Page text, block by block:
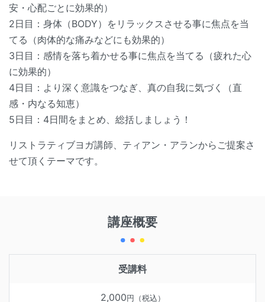
安・心配ごとに効果的）
2日目：身体（BODY）をリラックスさせる事に焦点を当
てる（肉体的な痛みなどにも効果的）
3日目：感情を落ち着かせる事に焦点を当てる（疲れた心
に効果的）
4日目：より深く意識をつなぎ、真の自我に気づく（直
感・内なる知恵）
5日目：4日間をまとめ、総括しましょう！
リストラティブヨガ講師、ティアン・アランからご提案さ
せて頂くテーマです。
講座概要
受講料
2,000 円（税込）